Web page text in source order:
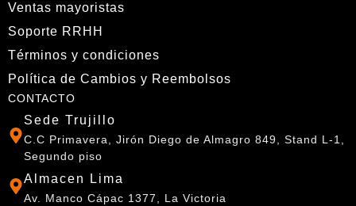
Ventas mayoristas
Soporte RRHH
Términos y condiciones
Política de Cambios y Reembolsos
CONTACTO
Sede Trujillo
C.C Primavera, Jirón Diego de Almagro 849, Stand L-1,
Segundo piso
Almacen Lima
Av. Manco Cápac 1377, La Victoria